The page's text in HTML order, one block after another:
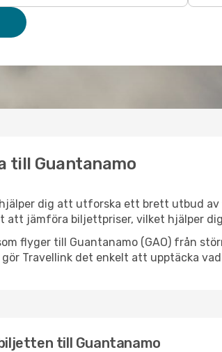
till Guantanamo
dig att utforska ett brett utbud
jämföra biljettpriser, vilket hjälper
flyger till Guantanamo (GAO) från
Travellink det enkelt att upptäcka
till Guantanamo